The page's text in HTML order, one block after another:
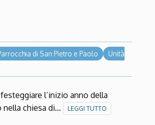
di San Pietro e Paolo
Unità
l’inizio anno della
nella chiesa di…
LEGGI TUTTO